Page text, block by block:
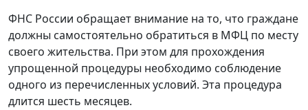
ФНС России обращает внимание на то, что граждане
должны самостоятельно обратиться в МФЦ по месту
своего жительства. При этом для прохождения
упрощенной процедуры необходимо соблюдение
одного из перечисленных условий. Эта процедура
длится шесть месяцев.